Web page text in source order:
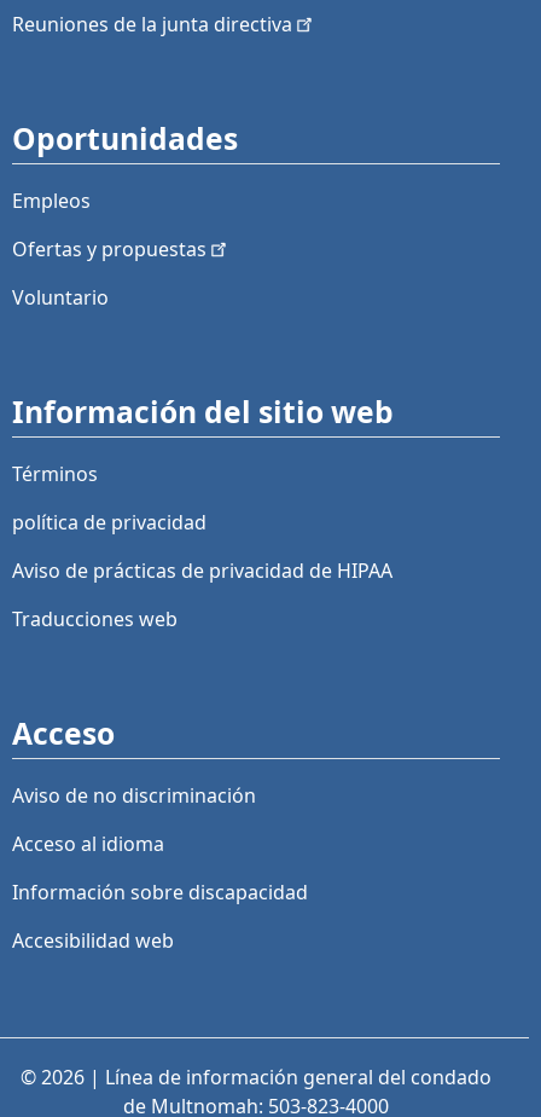
Reuniones de la junta directiva
Oportunidades
Empleos
Ofertas y propuestas
Voluntario
Información del sitio web
Términos
política de privacidad
Aviso de prácticas de privacidad de HIPAA
Traducciones web
Acceso
Aviso de no discriminación
Acceso al idioma
Información sobre discapacidad
Accesibilidad web
© 2026 | Línea de información general del condado
de Multnomah: 503-823-4000